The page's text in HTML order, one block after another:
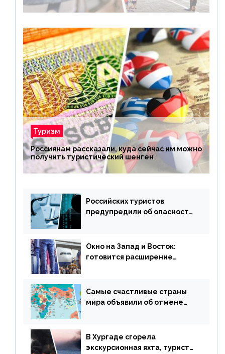
Туризм
Россиянам рассказали, куда сейчас им можно
получить туристический шенген
Российских туристов
предупредили об опасности
Окно на Запад и Восток:
готовится расширение
Самые счастливые страны
мира объявили об отмене
В Хургаде сгорела
экскурсионная яхта, туристы